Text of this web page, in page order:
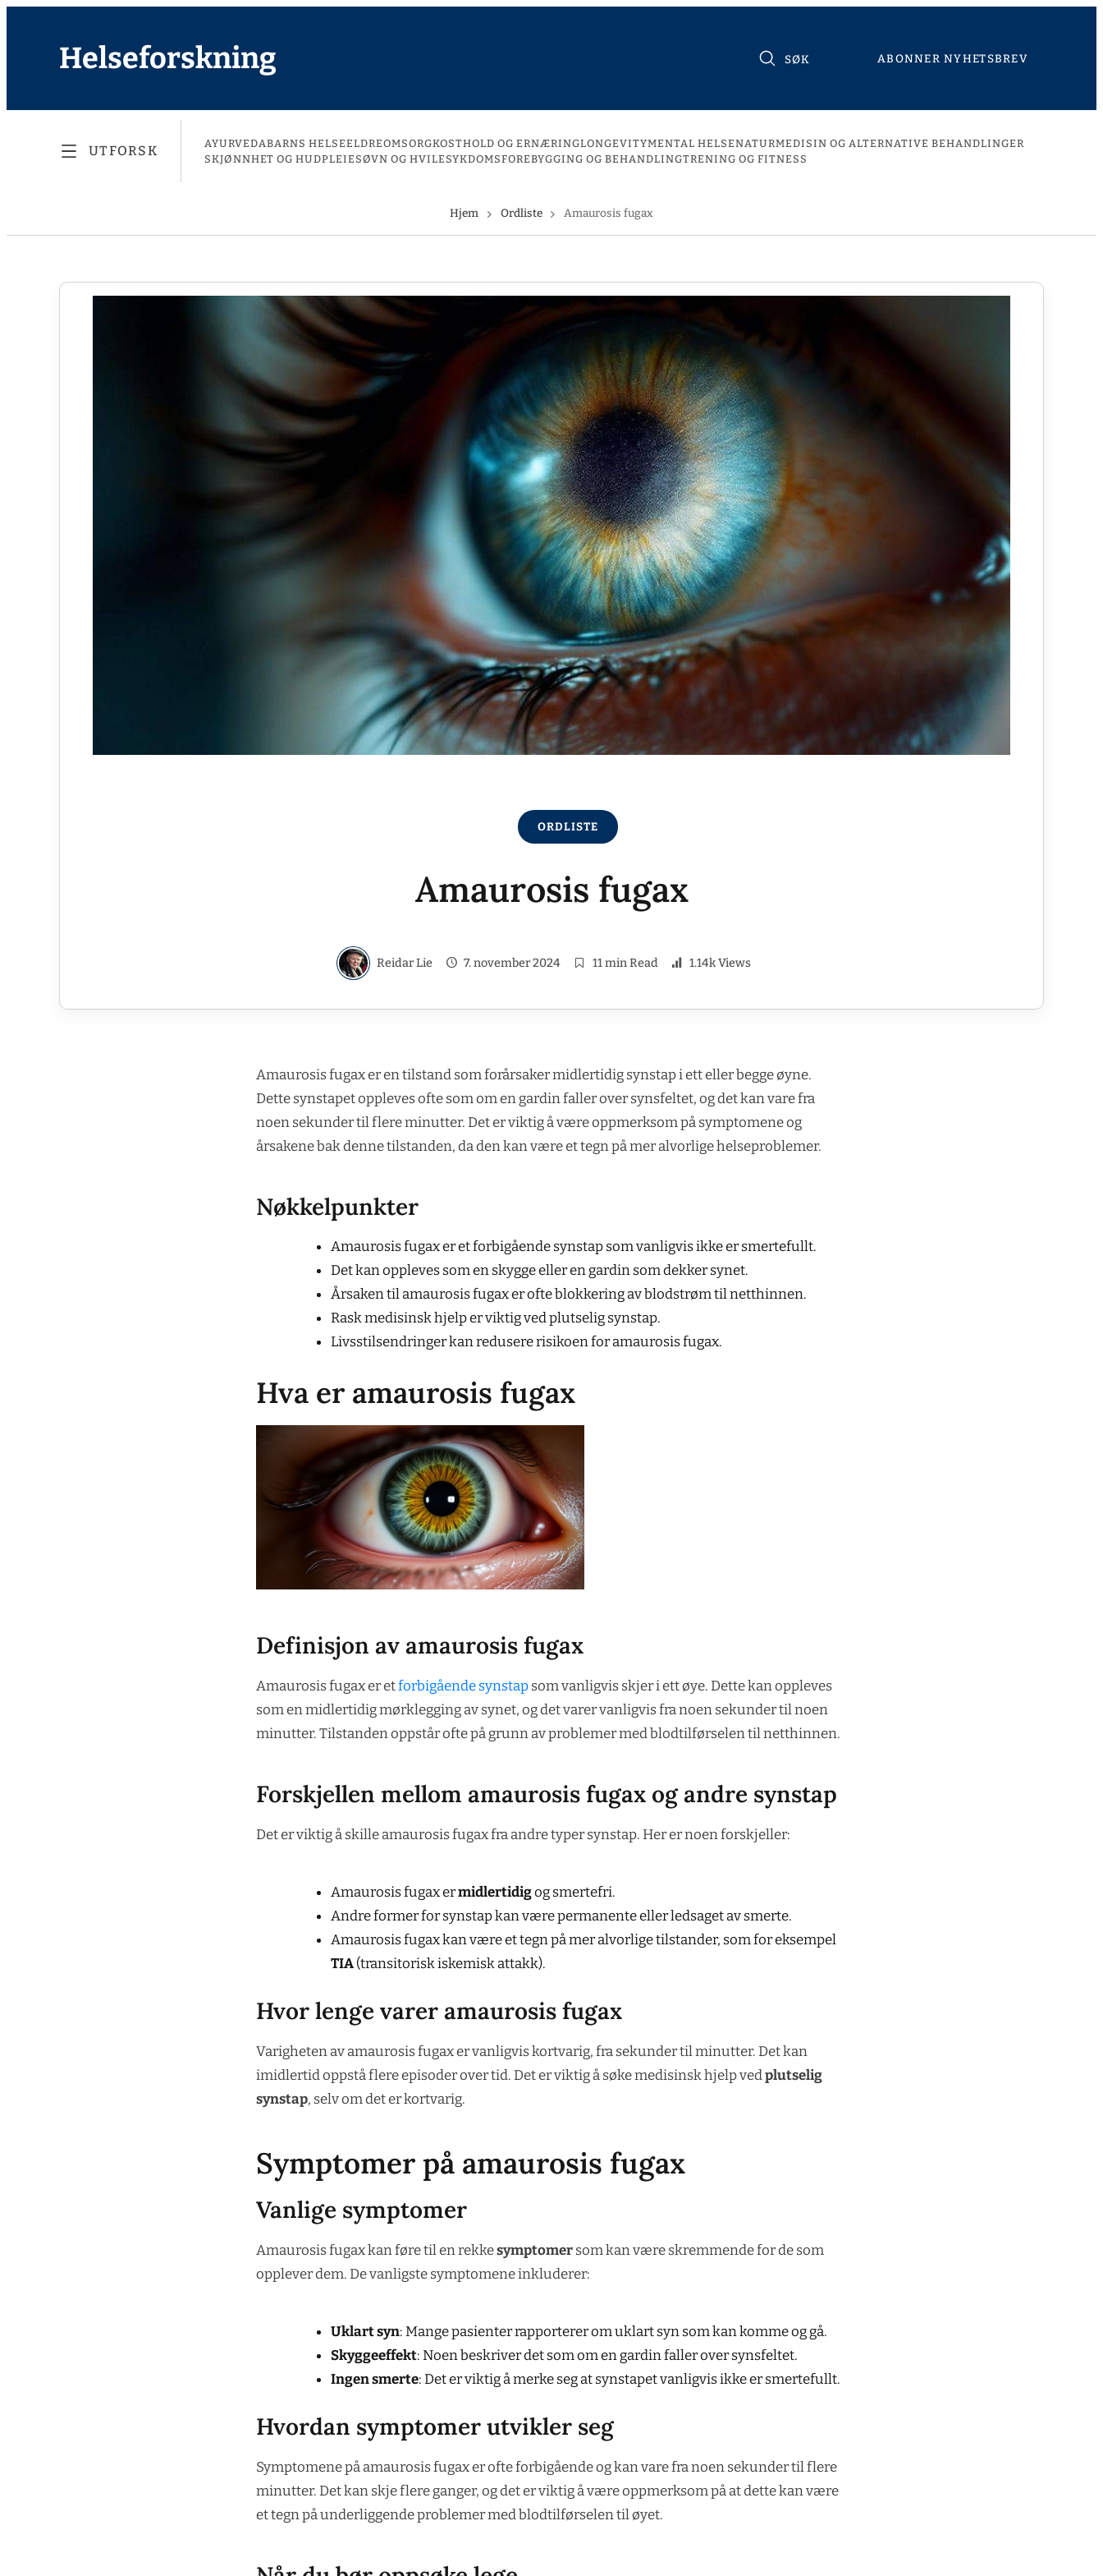
Helseforskning SØK ABONNER NYHETSBREV
UTFORSK AYURVEDABARNS HELSEELDREOMSORGKOSTHOLD OG ERNÆRINGLONGEVITYMENTAL HELSENATURMEDISIN OG ALTERNATIVE BEHANDLINGER
SKJØNNHET OG HUDPLEIE SØVN OG HVILE SYKDOMSFOREBYGGING OG BEHANDLINGTRENING OG FITNESS
Hjem Ordliste Amaurosis fugax
ORDLISTE
Amaurosis fugax
Reidar Lie 7. november 2024 11 min Read 1.14k Views
Amaurosis fugax er en tilstand som forårsaker midlertidig synstap i ett eller begge øyne.
Dette synstapet oppleves ofte som om en gardin faller over synsfeltet, og det kan vare fra
noen sekunder til flere minutter. Det er viktig å være oppmerksom på symptomene og
årsakene bak denne tilstanden, da den kan være et tegn på mer alvorlige helseproblemer.
Nøkkelpunkter
Amaurosis fugax er et forbigående synstap som vanligvis ikke er smertefullt.
Det kan oppleves som en skygge eller en gardin som dekker synet.
Årsaken til amaurosis fugax er ofte blokkering av blodstrøm til netthinnen.
Rask medisinsk hjelp er viktig ved plutselig synstap.
Livsstilsendringer kan redusere risikoen for amaurosis fugax.
Hva er amaurosis fugax
Definisjon av amaurosis fugax
Amaurosis fugax er etforbigående synstap som vanligvis skjer i ett øye. Dette kan oppleves
som en midlertidig mørklegging av synet, og det varer vanligvis fra noen sekunder til noen
minutter. Tilstanden oppstår ofte på grunn av problemer med blodtilførselen til netthinnen.
Forskjellen mellom amaurosis fugax og andre synstap
Det er viktig å skille amaurosis fugax fra andre typer synstap. Her er noen forskjeller:
Amaurosis fugax ermidlertidigog smertefri.
Andre former for synstap kan være permanente eller ledsaget av smerte.
Amaurosis fugax kan være et tegn på mer alvorlige tilstander, som for eksempel
TIA(transitorisk iskemisk attakk).
Hvor lenge varer amaurosis fugax
Varigheten av amaurosis fugax er vanligvis kortvarig, fra sekunder til minutter. Det kan
imidlertid oppstå flere episoder over tid. Det er viktig å søke medisinsk hjelp vedplutselig
synstap, selv om det er kortvarig.
Symptomer på amaurosis fugax
Vanlige symptomer
Amaurosis fugax kan føre til en rekkesymptomer som kan være skremmende for de som
opplever dem. De vanligste symptomene inkluderer:
Uklart syn: Mange pasienter rapporterer om uklart syn som kan komme og gå.
Skyggeeffekt: Noen beskriver det som om en gardin faller over synsfeltet.
Ingen smerte: Det er viktig å merke seg at synstapet vanligvis ikke er smertefullt.
Hvordan symptomer utvikler seg
Symptomene på amaurosis fugax er ofte forbigående og kan vare fra noen sekunder til flere
minutter. Det kan skje flere ganger, og det er viktig å være oppmerksom på at dette kan være
et tegn på underliggende problemer med blodtilførselen til øyet.